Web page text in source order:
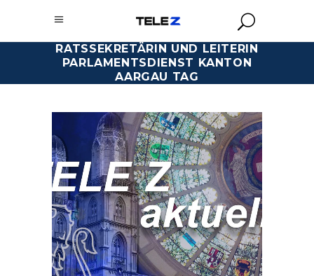
RATSSEKRETÄRIN UND LEITERIN
PARLAMENTSDIENST KANTON
AARGAU TAG